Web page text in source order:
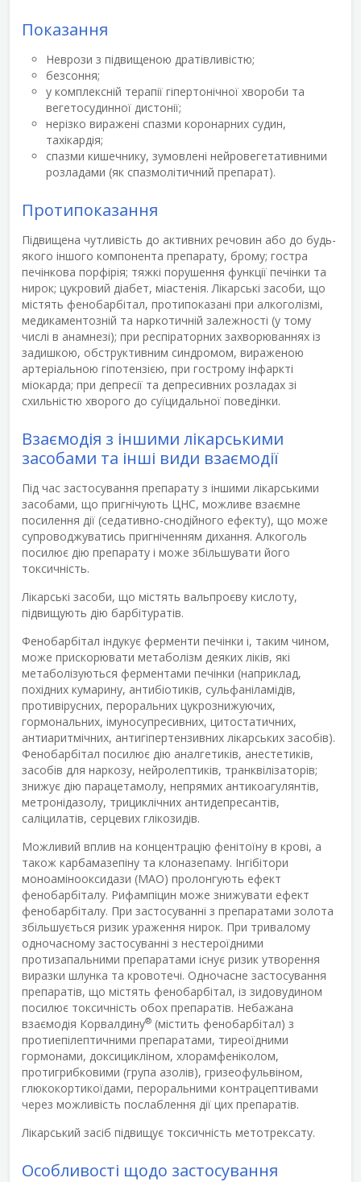
Показання
Неврози з підвищеною дратівливістю;
безсоння;
у комплексній терапії гіпертонічної хвороби та
вегетосудинної дистонії;
нерізко виражені спазми коронарних судин,
тахікардія;
спазми кишечнику, зумовлені нейровегетативними
розладами (як спазмолітичний препарат).
Протипоказання
Підвищена чутливість до активних речовин або до будь-
якого іншого компонента препарату, брому; гостра
печінкова порфірія; тяжкі порушення функції печінки та
нирок; цукровий діабет, міастенія. Лікарські засоби, що
містять фенобарбітал, протипоказані при алкоголізмі,
медикаментозній та наркотичній залежності (у тому
числі в анамнезі); при респіраторних захворюваннях із
задишкою, обструктивним синдромом, вираженою
артеріальною гіпотензією, при гострому інфаркті
міокарда; при депресії та депресивних розладах зі
схильністю хворого до суїцидальної поведінки.
Взаємодія з іншими лікарськими
засобами та інші види взаємодії
Під час застосування препарату з іншими лікарськими
засобами, що пригнічують ЦНС, можливе взаємне
посилення дії (седативно-снодійного ефекту), що може
супроводжуватись пригніченням дихання. Алкоголь
посилює дію препарату і може збільшувати його
токсичність.
Лікарські засоби, що містять вальпроєву кислоту,
підвищують дію барбітуратів.
Фенобарбітал індукує ферменти печінки і, таким чином,
може прискорювати метаболізм деяких ліків, які
метаболізуються ферментами печінки (наприклад,
похідних кумарину, антибіотиків, сульфаніламідів,
противірусних, пероральних цукрознижуючих,
гормональних, імуносупресивних, цитостатичних,
антиаритмічних, антигіпертензивних лікарських засобів).
Фенобарбітал посилює дію аналгетиків, анестетиків,
засобів для наркозу, нейролептиків, транквілізаторів;
знижує дію парацетамолу, непрямих антикоагулянтів,
метронідазолу, трициклічних антидепресантів,
саліцилатів, серцевих глікозидів.
Можливий вплив на концентрацію фенітоїну в крові, а
також карбамазепіну та клоназепаму. Інгібітори
моноамінооксидази (МАО) пролонгують ефект
фенобарбіталу. Рифампіцин може знижувати ефект
фенобарбіталу. При застосуванні з препаратами золота
збільшується ризик ураження нирок. При тривалому
одночасному застосуванні з нестероїдними
протизапальними препаратами існує ризик утворення
виразки шлунка та кровотечі. Одночасне застосування
препаратів, що містять фенобарбітал, із зидовудином
посилює токсичність обох препаратів. Небажана
взаємодія Корвалдину® (містить фенобарбітал) з
протиепілептичними препаратами, тиреоїдними
гормонами, доксицикліном, хлорамфеніколом,
протигрибковими (група азолів), гризеофульвіном,
глюкокортикоїдами, пероральними контрацептивами
через можливість послаблення дії цих препаратів.
Лікарський засіб підвищує токсичність метотрексату.
Особливості щодо застосування